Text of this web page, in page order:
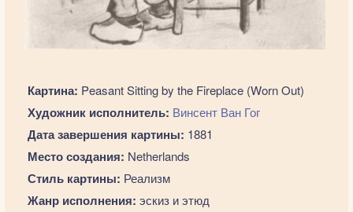
Картина: Peasant Sitting by the Fireplace (Worn Out)
Художник исполнитель: Винсент Ван Гог
Дата завершения картины: 1881
Место создания: Netherlands
Стиль картины: Реализм
Жанр исполнения: эскиз и этюд